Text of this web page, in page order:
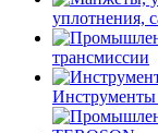
уплотнения,
трансмиссии